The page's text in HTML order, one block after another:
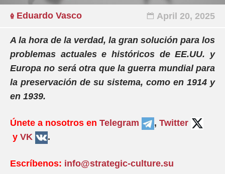
Eduardo Vasco April 20, 2025
A la hora de la verdad, la gran solución para los
problemas actuales e históricos de EE.UU. y
Europa no será otra que la guerra mundial para
la preservación de su sistema, como en 1914 y
en 1939.
Únete a nosotros en Telegram , Twitter
y VK .
Escríbenos: info@strategic-culture.su